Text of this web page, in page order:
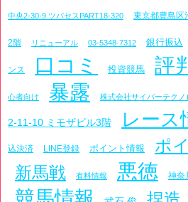
中央2-30-9 ツバセスPART18-320 東京都豊島区
2階 リニューアル 03-5348-7312 銀行振込
ンス 口コミ 投資競馬 評
心者向け 暴露 株式会社サイバーテクノ
2-11-10 ミモザビル3階 レース
込決済 LINE登録 ポイント情報 ポ
新馬戦
有料情報 悪徳 神奈